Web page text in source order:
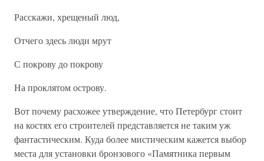
Расскажи, хрещеный люд,
Отчего здесь люди мрут
С покрову до покрову
На проклятом острову.
Вот почему расхожее утверждение, что Петербург стоит
на костях его строителей представляется не таким уж
фантастическим. Куда более мистическим кажется выбор
места для установки бронзового «Памятника первым